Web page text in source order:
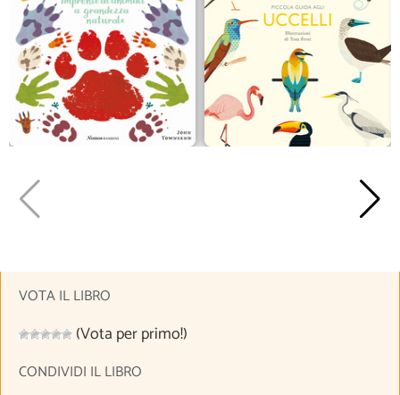
VOTA IL LIBRO
(Vota per primo!)
CONDIVIDI IL LIBRO